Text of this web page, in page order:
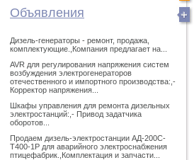
Объявления
Дизель-генераторы - ремонт, продажа,
комплектующие.,Компания предлагает на...
AVR для регулирования напряжения систем
возбуждения электрогенераторов
отечественного и импортного производства:,-
Корректор напряжения...
Шкафы управления для ремонта дизельных
электростанций:,- Привод задатчика
оборотов...
Продаем дизель-электростанции АД-200С-
Т400-1Р для аварийного электроснабжения
птицефабрик.,Комплектация и запчасти...